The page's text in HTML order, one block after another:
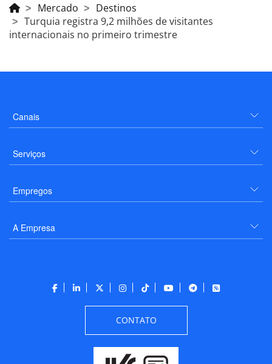
Mercado
Destinos
Turquia registra 9,2 milhões de visitantes
internacionais no primeiro trimestre
Canais
Serviços
Empregos
A Empresa
CONTATO